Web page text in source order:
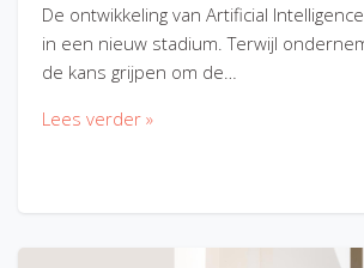
De ontwikkeling van Artificial
in een nieuw stadium. Terwijl
de kans grijpen om de…
Lees verder »